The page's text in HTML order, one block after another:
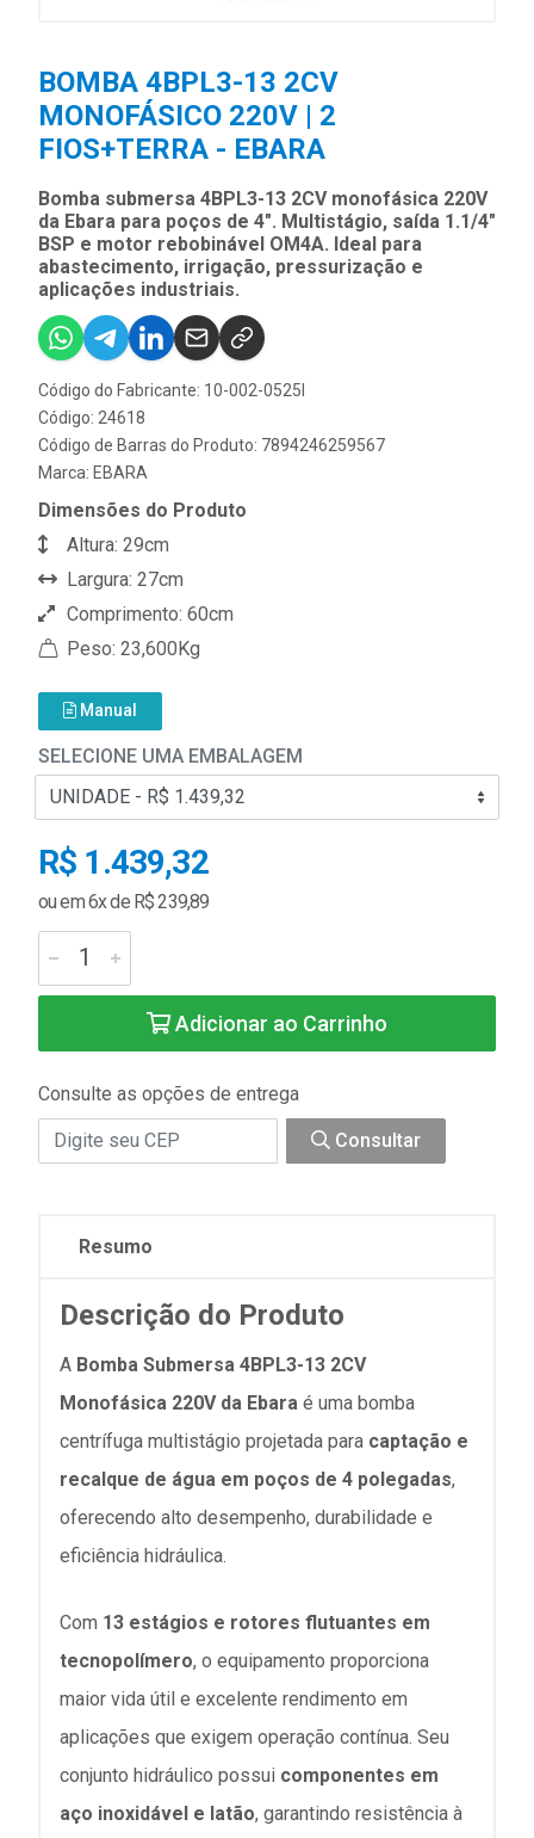
BOMBA 4BPL3-13 2CV
MONOFÁSICO 220V | 2
FIOS+TERRA - EBARA
Bomba submersa 4BPL3-13 2CV monofásica 220V
da Ebara para poços de 4". Multistágio, saída 1.1/4"
BSP e motor rebobinável OM4A. Ideal para
abastecimento, irrigação, pressurização e
aplicações industriais.
Código do Fabricante: 10-002-0525I
Código: 24618
Código de Barras do Produto: 7894246259567
Marca: EBARA
Dimensões do Produto
Altura: 29cm
Largura: 27cm
Comprimento: 60cm
Peso: 23,600Kg
Manual
SELECIONE UMA EMBALAGEM
R$ 1.439,32
ou em 6x de R$ 239,89
Adicionar ao Carrinho
Consulte as opções de entrega
Consultar
Resumo
Descrição do Produto
A Bomba Submersa 4BPL3-13 2CV
Monofásica 220V da Ebara é uma bomba
centrífuga multistágio projetada para captação e
recalque de água em poços de 4 polegadas,
oferecendo alto desempenho, durabilidade e
eficiência hidráulica.
Com 13 estágios e rotores flutuantes em
tecnopolímero, o equipamento proporciona
maior vida útil e excelente rendimento em
aplicações que exigem operação contínua. Seu
conjunto hidráulico possui componentes em
aço inoxidável e latão, garantindo resistência à